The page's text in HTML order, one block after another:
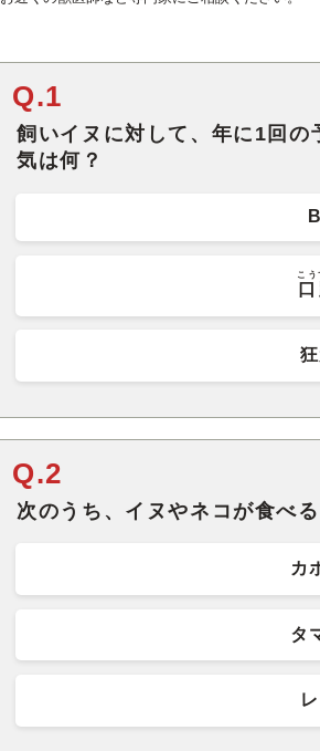
Q.1
飼いイヌに対して、年に1回
気は何？
こう
Q.2
次のうち、イヌやネコが食べ
カ
タ